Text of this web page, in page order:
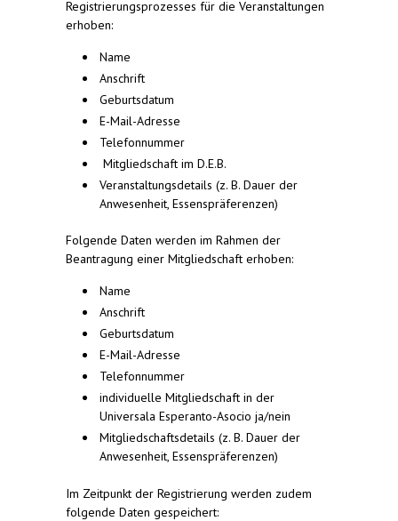
Registrierungsprozesses für die Veranstaltungen
erhoben:
Name
Anschrift
Geburtsdatum
E-Mail-Adresse
Telefonnummer
Mitgliedschaft im D.E.B.
Veranstaltungsdetails (z. B. Dauer der
Anwesenheit, Essenspräferenzen)
Folgende Daten werden im Rahmen der
Beantragung einer Mitgliedschaft erhoben:
Name
Anschrift
Geburtsdatum
E-Mail-Adresse
Telefonnummer
individuelle Mitgliedschaft in der
Universala Esperanto-Asocio ja/nein
Mitgliedschaftsdetails (z. B. Dauer der
Anwesenheit, Essenspräferenzen)
Im Zeitpunkt der Registrierung werden zudem
folgende Daten gespeichert: